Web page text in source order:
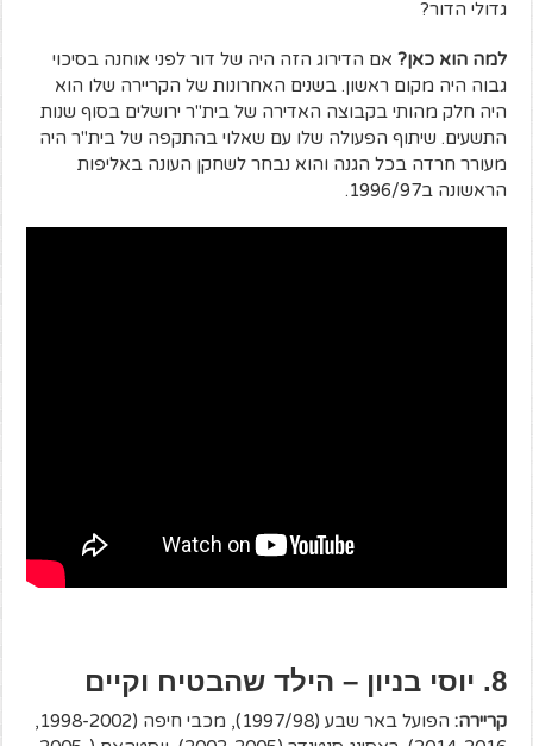
גדולי הדור?
למה הוא כאן? אם הדירוג הזה היה של דור לפני אוחנה בסיכוי
גבוה היה מקום ראשון. בשנים האחרונות של הקריירה שלו הוא
היה חלק מהותי בקבוצה האדירה של בית"ר ירושלים בסוף שנות
התשעים. שיתוף הפעולה שלו עם שאלוי בהתקפה של בית"ר היה
מעורר חרדה בכל הגנה והוא נבחר לשחקן העונה באליפות
הראשונה ב1996/97.
8. יוסי בניון – הילד שהבטיח וקיים
קריירה:
הפועל באר שבע (1997/98), מכבי חיפה (1998-2002,